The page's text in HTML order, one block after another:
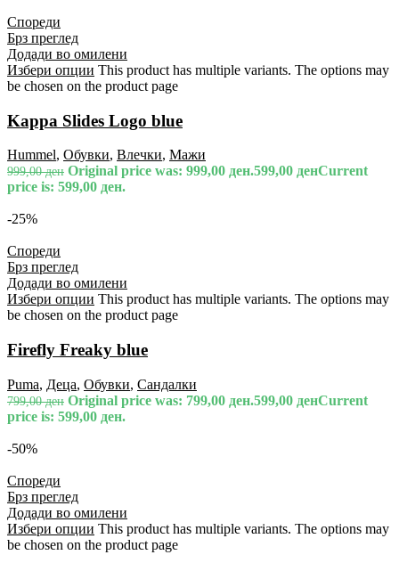
Спореди
Брз преглед
Додади во омилени
Избери опции This product has multiple variants. The options may
be chosen on the product page
Kappa Slides Logo blue
Hummel, Обувки, Влечки, Мажи
999,00ден Original price was: 999,00 ден.599,00 денCurrent
price is: 599,00 ден.
-25%
Спореди
Брз преглед
Додади во омилени
Избери опции This product has multiple variants. The options may
be chosen on the product page
Firefly Freaky blue
Puma, Деца, Обувки, Сандалки
799,00ден Original price was: 799,00 ден.599,00 денCurrent
price is: 599,00 ден.
-50%
Спореди
Брз преглед
Додади во омилени
Избери опции This product has multiple variants. The options may
be chosen on the product page